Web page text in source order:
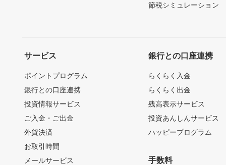
節税シミュレーション
サービス
ポイントプログラム
銀行との口座連携
投資情報サービス
ご入金・ご出金
外貨決済
お取引時間
メールサービス
銀行との口座連携
らくらく入金
らくらく出金
残高表示サービス
投資あんしんサービス
ハッピープログラム
手数料